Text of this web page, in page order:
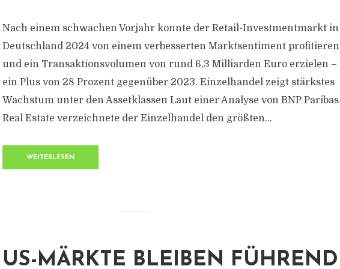
Nach einem schwachen Vorjahr konnte der Retail-Investmentmarkt in
Deutschland 2024 von einem verbesserten Marktsentiment profitieren
und ein Transaktionsvolumen von rund 6,3 Milliarden Euro erzielen –
ein Plus von 28 Prozent gegenüber 2023. Einzelhandel zeigt stärkstes
Wachstum unter den Assetklassen Laut einer Analyse von BNP Paribas
Real Estate verzeichnete der Einzelhandel den größten...
WEITERLESEN
US-MÄRKTE BLEIBEN FÜHREND